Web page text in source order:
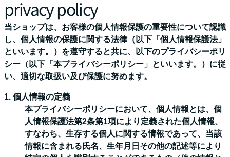
ス
キ
ッ
プ
privacy policy
当ショップは、お客様の個人情報保護の重要性について認識
し、個人情報の保護に関する法律（以下「個人情報保護法」
といいます。）を遵守すると共に、以下のプライバシーポリ
シー（以下「本プライバシーポリシー」といいます。）に従
い、適切な取扱い及び保護に努めます。
1. 個人情報の定義
本プライバシーポリシーにおいて、個人情報とは、個
人情報保護法第2条第1項により定義された個人情報、
すなわち、生存する個人に関する情報であって、当該
情報に含まれる氏名、生年月日その他の記述等により